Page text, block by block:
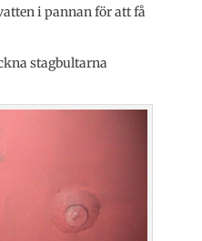
i pannan för att få
stagbultarna